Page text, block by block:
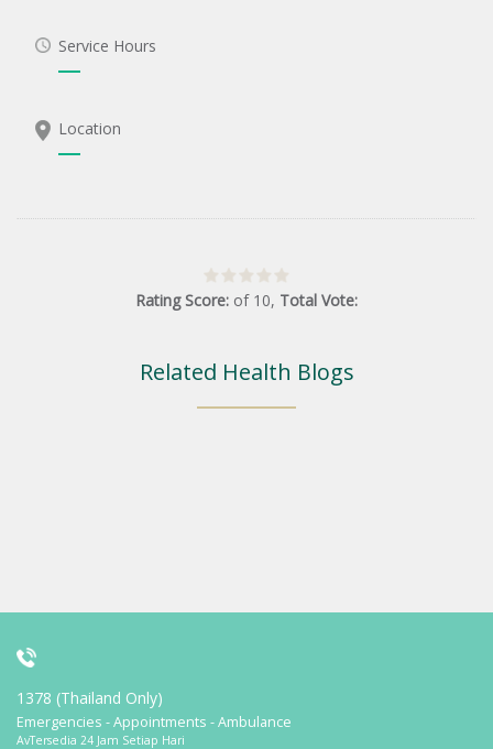
Service Hours
Location
Rating Score: of 10, Total Vote:
Related Health Blogs
1378 (Thailand Only)
Emergencies - Appointments - Ambulance
AvTersedia 24 Jam Setiap Hari